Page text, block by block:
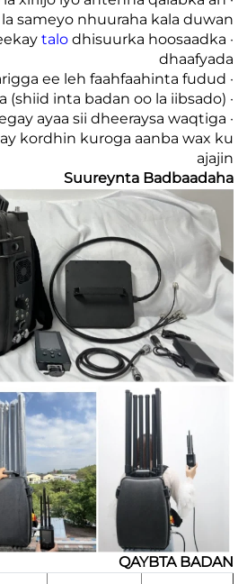
sameyo nhuuraha kala duwan
· La isku beekay
talo dhisuurka hoosaadka
dhaafyada
· Tusha batarigga ee leh faahfaahinta fudud
· Batariga dhexeeya (shiid inta badan oo la iibsado)
ayaa sii dheeraysa waqtiga
kordhin kuroga aanba wax ku
ajajin
Suureynta Badbaadaha
QAYBTA BADAN